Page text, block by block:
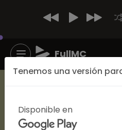
FullMC
Julio
Tenemos una versión
Disponible en